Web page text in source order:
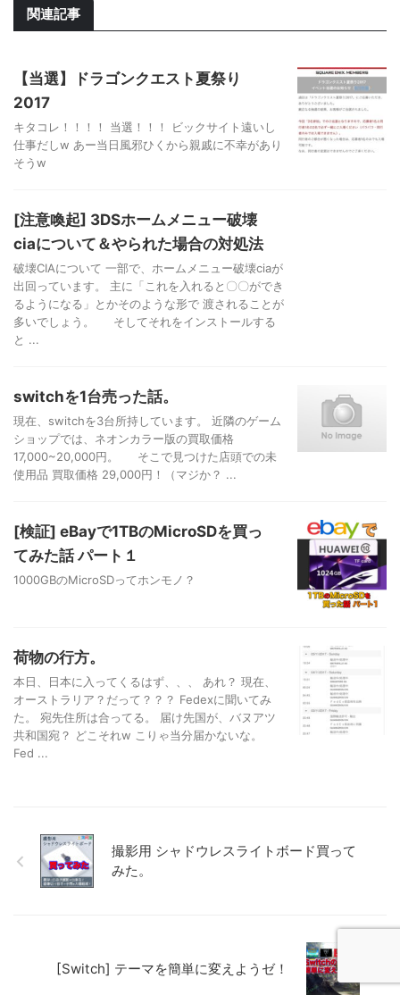
関連記事
【当選】ドラゴンクエスト夏祭り
2017
キタコレ！！！！ 当選！！！ ビックサイト遠いし
仕事だしw あー当日風邪ひくから親戚に不幸があり
そうw
[注意喚起] 3DSホームメニュー破壊
ciaについて＆やられた場合の対処法
破壊CIAについて 一部で、ホームメニュー破壊ciaが
出回っています。 主に「これを入れると〇〇ができ
るようになる」とかそのような形で 渡されることが
多いでしょう。 そしてそれをインストールする
と ...
switchを1台売った話。
現在、switchを3台所持しています。 近隣のゲーム
ショップでは、ネオンカラー版の買取価格
17,000~20,000円。 そこで見つけた店頭での未
使用品 買取価格 29,000円！（マジか？ ...
[検証] eBayで1TBのMicroSDを買っ
てみた話 パート１
1000GBのMicroSDってホンモノ？
荷物の行方。
本日、日本に入ってくるはず、、、 あれ？ 現在、
オーストラリア？だって？？？ Fedexに聞いてみ
た。 宛先住所は合ってる。 届け先国が、バヌアツ
共和国宛？ どこそれw こりゃ当分届かないな。
Fed ...
撮影用 シャドウレスライトボード買って
みた。
[Switch] テーマを簡単に変えようゼ！